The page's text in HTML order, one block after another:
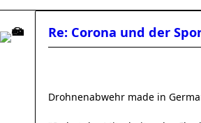
Re: Corona und der
Drohnenabwehr made in